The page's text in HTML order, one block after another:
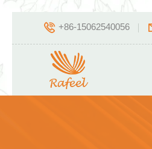
+86-15062540056